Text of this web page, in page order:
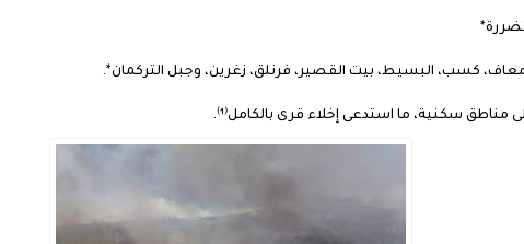
كسب، البسيط، بيت القصير، فرنلق، زغرين، وجبل التركمان*.
مناطق سكنية، ما استدعى إخلاء قرى بالكامل⁽¹⁾.